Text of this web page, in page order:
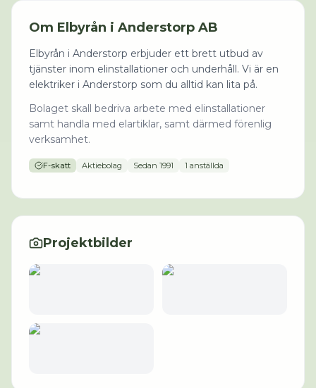
Om Elbyrån i Anderstorp AB
Elbyrån i Anderstorp erbjuder ett brett utbud av
tjänster inom elinstallationer och underhåll. Vi är en
elektriker i Anderstorp som du alltid kan lita på.
Bolaget skall bedriva arbete med elinstallationer
samt handla med elartiklar, samt därmed förenlig
verksamhet.
F-skatt Aktiebolag Sedan 1991 1 anställda
Projektbilder